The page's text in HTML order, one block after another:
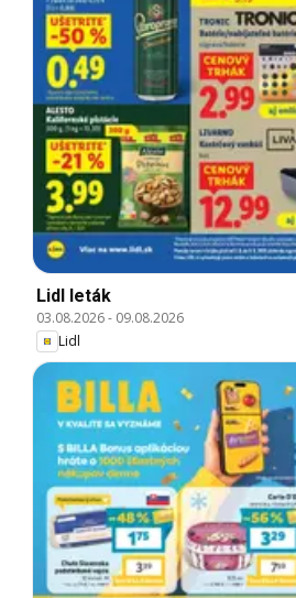
Lidl leták
03.08.2026- 09.08.2026
Lidl